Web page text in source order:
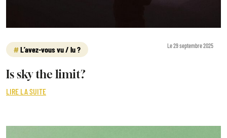
L’avez-vous vu / lu ? Le 29 septembre 2025
Is sky the limit?
LIRE LA SUITE